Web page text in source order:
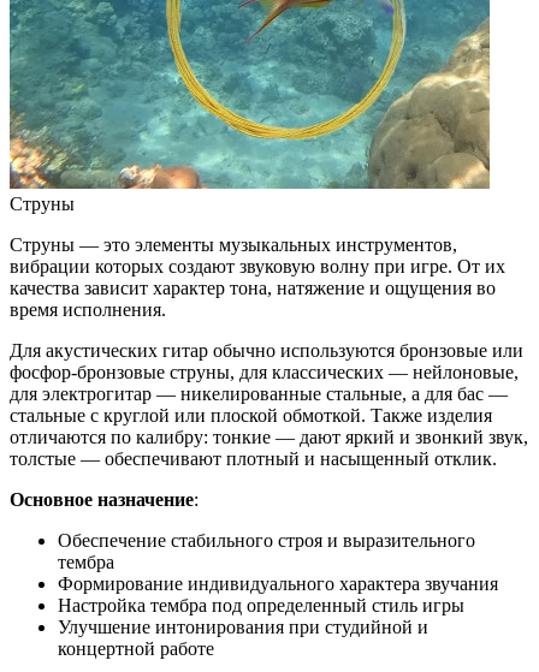
Струны
Струны — это элементы музыкальных инструментов,
вибрации которых создают звуковую волну при игре. От их
качества зависит характер тона, натяжение и ощущения во
время исполнения.
Для акустических гитар обычно используются бронзовые или
фосфор-бронзовые струны, для классических — нейлоновые,
для электрогитар — никелированные стальные, а для бас —
стальные с круглой или плоской обмоткой. Также изделия
отличаются по калибру: тонкие — дают яркий и звонкий звук,
толстые — обеспечивают плотный и насыщенный отклик.
Основное назначение:
Обеспечение стабильного строя и выразительного
тембра
Формирование индивидуального характера звучания
Настройка тембра под определенный стиль игры
Улучшение интонирования при студийной и
концертной работе